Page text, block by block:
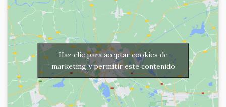
Haz clic para aceptar cookies de
marketing y permitir este contenido